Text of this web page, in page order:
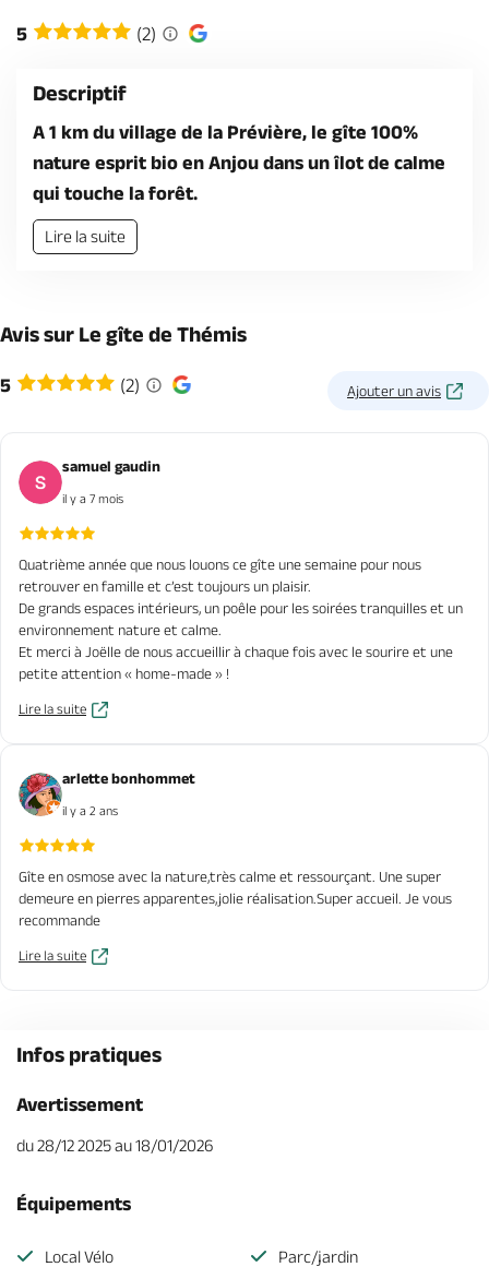
Brochures & Cartes Offices de tourisme Comment venir ? Ecrivez-nous
5 (2)
Descriptif
A 1 km du village de la Prévière, le gîte 100%
nature esprit bio en Anjou dans un îlot de calme
qui touche la forêt.
Lire la suite
Avis sur Le gîte de Thémis
5 (2) Ajouter un avis
samuel gaudin
il y a 7 mois
Quatrième année que nous louons ce gîte une semaine pour nous
retrouver en famille et c’est toujours un plaisir.
De grands espaces intérieurs, un poêle pour les soirées tranquilles et un
environnement nature et calme.
Et merci à Joëlle de nous accueillir à chaque fois avec le sourire et une
petite attention « home-made » !
Lire la suite
arlette bonhommet
il y a 2 ans
Gîte en osmose avec la nature,très calme et ressourçant. Une super
demeure en pierres apparentes,jolie réalisation.Super accueil. Je vous
recommande
Lire la suite
Infos pratiques
Avertissement
du 28/12 2025 au 18/01/2026
Équipements
Local Vélo Parc/jardin